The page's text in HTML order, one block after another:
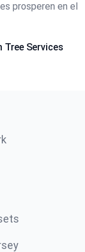
prosperen en el
Tree Services